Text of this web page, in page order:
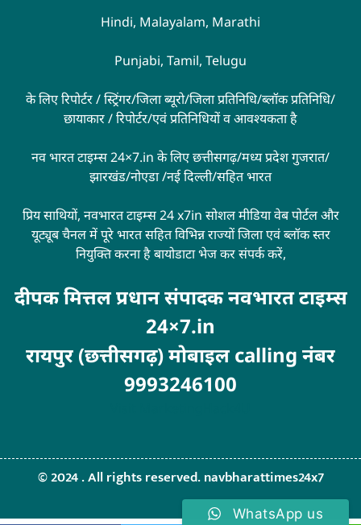
Hindi, Malayalam, Marathi
Punjabi, Tamil, Telugu
के लिए रिपोर्टर / स्ट्रिंगर/जिला ब्यूरो/जिला प्रतिनिधि/ब्लॉक प्रतिनिधि/
छायाकार / रिपोर्टर/एवं प्रतिनिधियों व आवश्यकता है
नव भारत टाइम्स 24×7.in के लिए छत्तीसगढ़/मध्य प्रदेश गुजरात/
झारखंड/नोएडा /नई दिल्ली/सहित भारत
प्रिय साथियों, नवभारत टाइम्स 24 x7in सोशल मीडिया वेब पोर्टल और
यूट्यूब चैनल में पूरे भारत सहित विभिन्न राज्यों जिला एवं ब्लॉक स्तर
नियुक्ति करना है बायोडाटा भेज कर संपर्क करें,
दीपक मित्तल प्रधान संपादक नवभारत टाइम्स
24×7.in
रायपुर (छत्तीसगढ़) मोबाइल calling नंबर
9993246100
© 2024 . All rights reserved. navbharattimes24x7
WhatsApp us